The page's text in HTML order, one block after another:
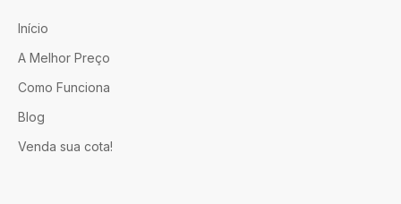
Início
A Melhor Preço
Como Funciona
Blog
Venda sua cota!